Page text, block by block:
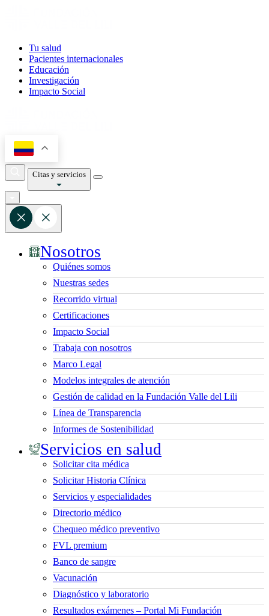
Tu salud
Pacientes internacionales
Educación
Investigación
Impacto Social
Citas y servicios
Nosotros
Quiénes somos
Nuestras sedes
Recorrido virtual
Certificaciones
Impacto Social
Trabaja con nosotros
Marco Legal
Modelos integrales de atención
Gestión de calidad en la Fundación Valle del Lili
Línea de Transparencia
Informes de Sostenibilidad
Servicios en salud
Solicitar cita médica
Solicitar Historia Clínica
Servicios y especialidades
Directorio médico
Chequeo médico preventivo
FVL premium
Banco de sangre
Vacunación
Diagnóstico y laboratorio
Resultados exámenes – Portal Mi Fundación